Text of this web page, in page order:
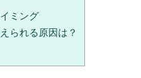
ミング
られる原因は？